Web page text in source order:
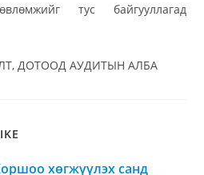
тус байгууллагад
ДОТООД АУДИТЫН АЛБА
хөгжүүлэх санд